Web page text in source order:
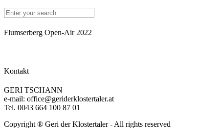
Flumserberg Open-Air 2022
Kontakt
GERI TSCHANN
e-mail: office@geriderklostertaler.at
Tel. 0043 664 100 87 01
Copyright ® Geri der Klostertaler - All rights reserved